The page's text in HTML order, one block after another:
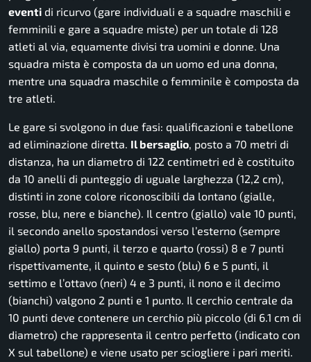
eventi di ricurvo (gare individuali e a squadre maschili e
femminili e gare a squadre miste) per un totale di 128
atleti al via, equamente divisi tra uomini e donne. Una
squadra mista è composta da un uomo ed una donna,
mentre una squadra maschile o femminile è composta da
tre atleti.
Le gare si svolgono in due fasi: qualificazioni e tabellone
ad eliminazione diretta. Il bersaglio, posto a 70 metri di
distanza, ha un diametro di 122 centimetri ed è costituito
da 10 anelli di punteggio di uguale larghezza (12,2 cm),
distinti in zone colore riconoscibili da lontano (gialle,
rosse, blu, nere e bianche). Il centro (giallo) vale 10 punti,
il secondo anello spostandosi verso l’esterno (sempre
giallo) porta 9 punti, il terzo e quarto (rossi) 8 e 7 punti
rispettivamente, il quinto e sesto (blu) 6 e 5 punti, il
settimo e l’ottavo (neri) 4 e 3 punti, il nono e il decimo
(bianchi) valgono 2 punti e 1 punto. Il cerchio centrale da
10 punti deve contenere un cerchio più piccolo (di 6.1 cm di
diametro) che rappresenta il centro perfetto (indicato con
X sul tabellone) e viene usato per sciogliere i pari meriti.